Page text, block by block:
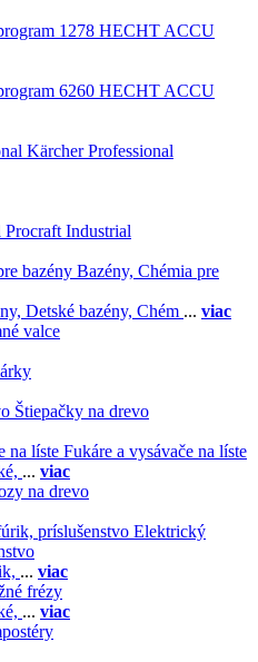
HECHT ACCU
HECHT ACCU
Kärcher Professional
Procraft Industrial
Bazény, Chémia pre
Detské bazény, Chém ... viac
valce
Štiepačky na drevo
Fukáre a vysávače na líste
... viac
na drevo
Elektrický
... viac
frézy
... viac